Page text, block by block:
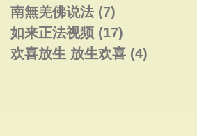
南無羌佛说法 (7)
如来正法视频 (17)
欢喜放生 放生欢喜 (4)